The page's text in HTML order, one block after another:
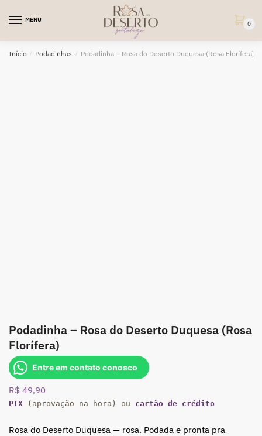
MENU
0
Início / Podadinhas / Podadinha – Rosa do Deserto Duquesa (Rosa Florífera)
Podadinha – Rosa do Deserto Duquesa (Rosa
Florífera)
Entre em contato conosco
R$ 49,90
PIX (aprovação na hora) ou cartão de crédito
Rosa do Deserto Duquesa — rosa. Podada e pronta pra